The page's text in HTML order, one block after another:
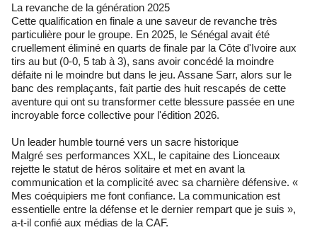
La revanche de la génération 2025
Cette qualification en finale a une saveur de revanche très
particulière pour le groupe. En 2025, le Sénégal avait été
cruellement éliminé en quarts de finale par la Côte d'Ivoire aux
tirs au but (0-0, 5 tab à 3), sans avoir concédé la moindre
défaite ni le moindre but dans le jeu. Assane Sarr, alors sur le
banc des remplaçants, fait partie des huit rescapés de cette
aventure qui ont su transformer cette blessure passée en une
incroyable force collective pour l'édition 2026.
Un leader humble tourné vers un sacre historique
Malgré ses performances XXL, le capitaine des Lionceaux
rejette le statut de héros solitaire et met en avant la
communication et la complicité avec sa charnière défensive. «
Mes coéquipiers me font confiance. La communication est
essentielle entre la défense et le dernier rempart que je suis »,
a-t-il confié aux médias de la CAF.